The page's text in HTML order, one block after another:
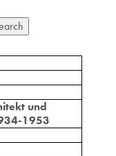
und
1953